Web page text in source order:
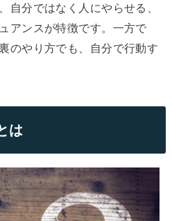
自分ではなく人にやらせる、
アンスが特徴です。一方で
のやり方でも、自分で行動す
は